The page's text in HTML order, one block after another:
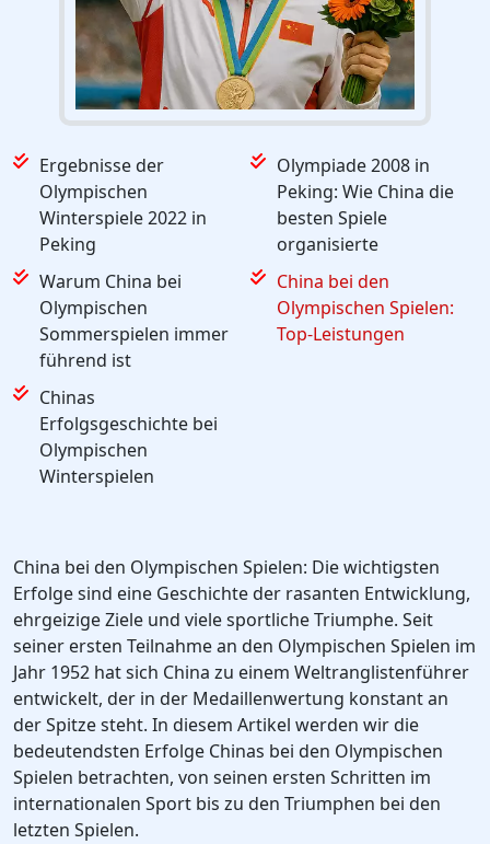
Ergebnisse der
Olympischen
Winterspiele 2022 in
Peking
Olympiade 2008 in
Peking: Wie China die
besten Spiele
organisierte
Warum China bei
Olympischen
Sommerspielen immer
führend ist
China bei den
Olympischen Spielen:
Top-Leistungen
Chinas
Erfolgsgeschichte bei
Olympischen
Winterspielen
China bei den Olympischen Spielen: Die wichtigsten
Erfolge sind eine Geschichte der rasanten Entwicklung,
ehrgeizige Ziele und viele sportliche Triumphe. Seit
seiner ersten Teilnahme an den Olympischen Spielen im
Jahr 1952 hat sich China zu einem Weltranglistenführer
entwickelt, der in der Medaillenwertung konstant an
der Spitze steht. In diesem Artikel werden wir die
bedeutendsten Erfolge Chinas bei den Olympischen
Spielen betrachten, von seinen ersten Schritten im
internationalen Sport bis zu den Triumphen bei den
letzten Spielen.